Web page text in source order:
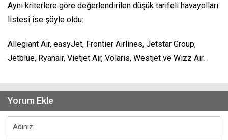
Aynı kriterlere göre değerlendirilen düşük tarifeli havayolları
listesi ise şöyle oldu:
Allegiant Air, easyJet, Frontier Airlines, Jetstar Group,
Jetblue, Ryanair, Vietjet Air, Volaris, Westjet ve Wizz Air.
Yorum Ekle